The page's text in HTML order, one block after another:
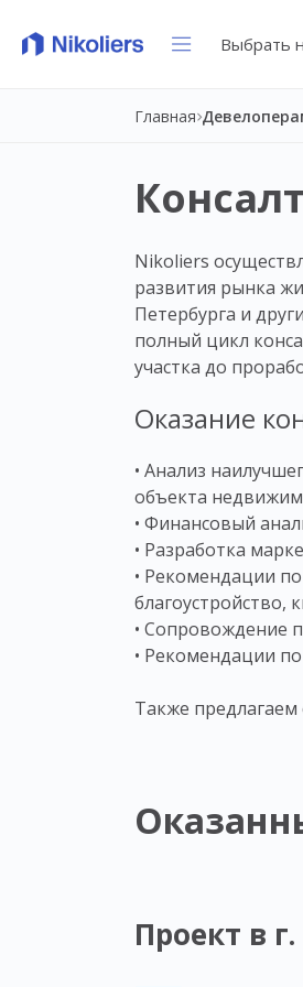
Выбрать
Главная
Nikoliers
развития рынка
Петербурга и
полный цикл
участка до
Оказание
• Анализ
объекта
• Финансовый
• Разработка
• Рекомендации
благоустройство,
• Сопровождение
• Рекомендации
Также предлагаем
Проект в